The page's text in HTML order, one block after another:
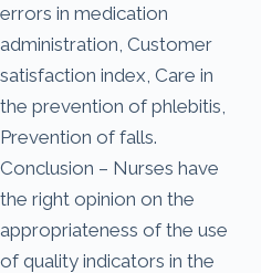
errors in medication
administration, Customer
satisfaction index, Care in
the prevention of phlebitis,
Prevention of falls.
Conclusion – Nurses have
the right opinion on the
appropriateness of the use
of quality indicators in the